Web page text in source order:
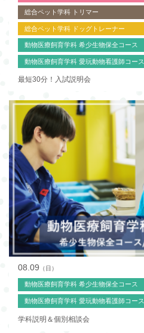
総合ペット学科 トリマー
総合ペット学科 ドッグトレーナー
動物医療飼育学科 希少生物保全コース
動物医療飼育学科 愛玩動物看護師コース
最短30分！入試説明会
08.09 （日）
動物医療飼育学科 希少生物保全コース
動物医療飼育学科 愛玩動物看護師コース
学科説明＆個別相談会